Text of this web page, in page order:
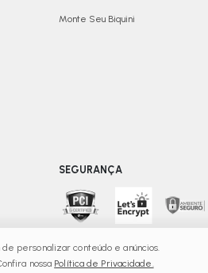
Monte Seu Biquini
SEGURANÇA
- Razão Social C Fonte
personalizar conteúdo e anúncios.
nossa Política de Privacidade.